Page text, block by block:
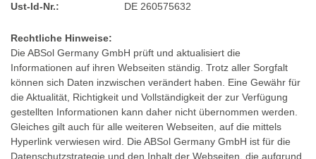
Ust-Id-Nr.: DE 260575632
Rechtliche Hinweise:
Die ABSol Germany GmbH prüft und aktualisiert die
Informationen auf ihren Webseiten ständig. Trotz aller Sorgfalt
können sich Daten inzwischen verändert haben. Eine Gewähr für
die Aktualität, Richtigkeit und Vollständigkeit der zur Verfügung
gestellten Informationen kann daher nicht übernommen werden.
Gleiches gilt auch für alle weiteren Webseiten, auf die mittels
Hyperlink verwiesen wird. Die ABSol Germany GmbH ist für die
Datenschutzstrategie und den Inhalt der Webseiten, die aufgrund